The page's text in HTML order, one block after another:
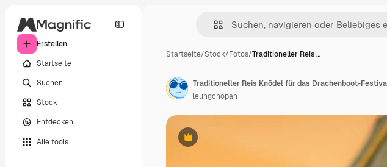
Erstellen
Startseite
Suchen
Stock
Entdecken
Alle tools
Startseite/Stock/Fotos/Traditioneller Reis …
Premium
leungchopan